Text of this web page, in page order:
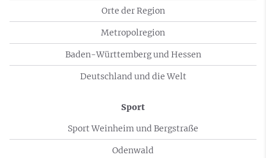
Orte der Region
Metropolregion
Baden-Württemberg und Hessen
Deutschland und die Welt
Sport
Sport Weinheim und Bergstraße
Odenwald